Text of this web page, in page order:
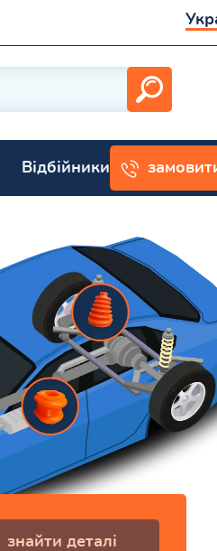
Відбійники
знайти деталі